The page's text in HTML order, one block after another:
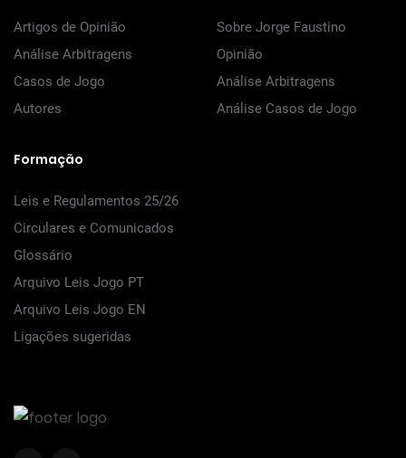
Artigos de Opinião
Análise Arbitragens
Casos de Jogo
Autores
Sobre Jorge Faustino
Opinião
Análise Arbitragens
Análise Casos de Jogo
Formação
Leis e Regulamentos 25/26
Circulares e Comunicados
Glossário
Arquivo Leis Jogo PT
Arquivo Leis Jogo EN
Ligações sugeridas